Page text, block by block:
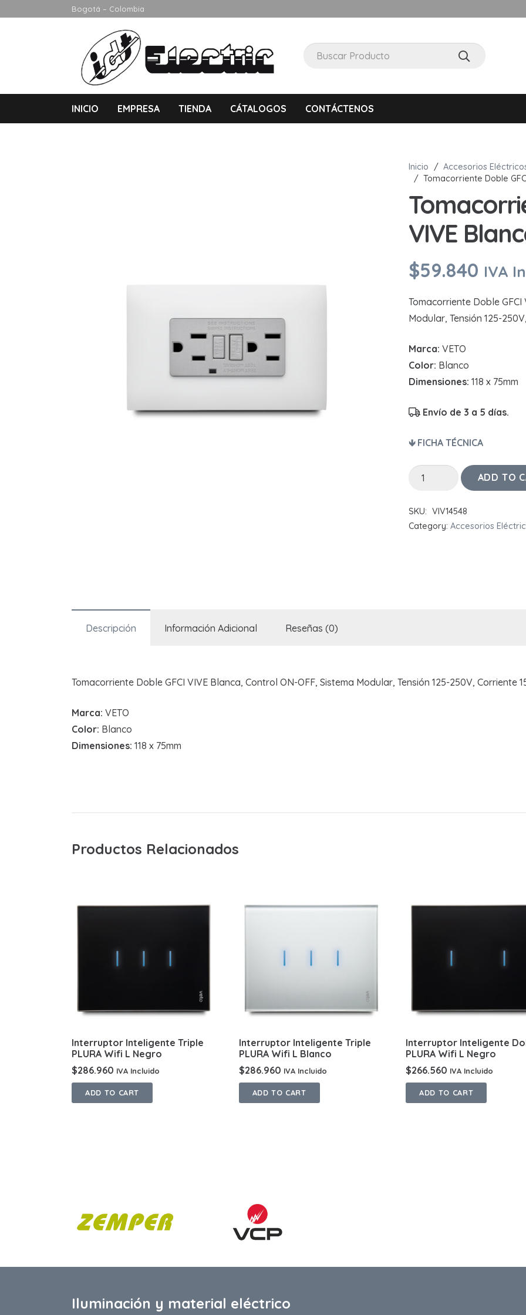
Bogotá – Colombia
INICIO EMPRESA TIENDA CÁTALOGOS CONTÁCTENOS
Inicio / Accesorios
/ Tomacorriente Doble
VIVE
$59.840 IVA
Tomacorriente Doble
Modular, Tensión 125-
Marca: VETO
Color: Blanco
Dimensiones: 118 x 75mm
Envío de 3 a 5 días.
🡻 FICHA TÉCNICA
Tomacorriente
GFCI
VIVE
ADD TO
SKU: VIV14548
Category: Accesorios
Descripción Información Adicional Reseñas (0)
Tomacorriente Doble GFCI VIVE Blanca, Control ON-OFF, Sistema Modular, Tensión 125-250V, Corriente
Marca: VETO
Color: Blanco
Dimensiones: 118 x 75mm
Productos Relacionados
Interruptor Inteligente Triple
PLURA Wifi L Negro
$286.960 IVA Incluido
ADD TO CART
Interruptor Inteligente Triple
PLURA Wifi L Blanco
$286.960 IVA Incluido
ADD TO CART
Interruptor Inteligente
PLURA Wifi L Negro
$266.560 IVA Incluido
ADD TO CART
Iluminación y material eléctrico